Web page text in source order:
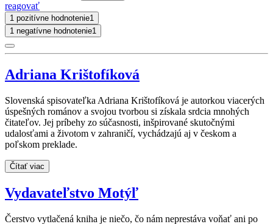
reagovať
1 pozitívne hodnotenie1
1 negatívne hodnotenie1
Adriana Krištofíková
Slovenská spisovateľka Adriana Krištofíková je autorkou viacerých
úspešných románov a svojou tvorbou si získala srdcia mnohých
čitateľov. Jej príbehy zo súčasnosti, inšpirované skutočnými
udalosťami a životom v zahraničí, vychádzajú aj v českom a
poľskom preklade.
Čítať viac
Vydavateľstvo Motýľ
Čerstvo vytlačená kniha je niečo, čo nám neprestáva voňať ani po